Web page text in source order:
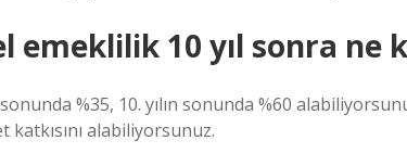
emeklilik 10 yıl sonra ne
sonunda %35, 10. yılın sonunda %60
katkısını alabiliyorsunuz.